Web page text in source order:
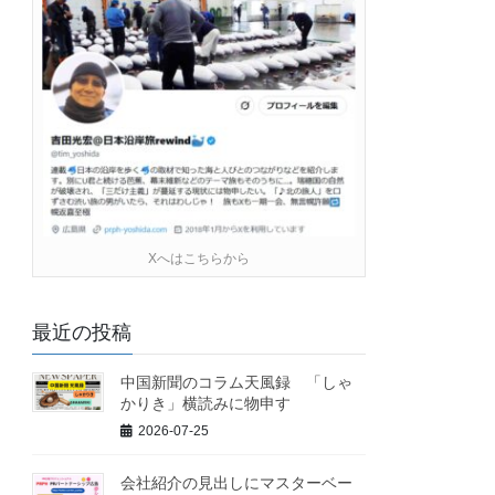
Xへはこちらから
最近の投稿
中国新聞のコラム天風録 「しゃ
かりき」横読みに物申す
2026-07-25
会社紹介の見出しにマスターベー